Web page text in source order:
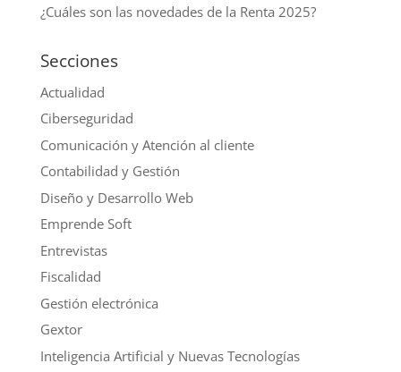
¿Cuáles son las novedades de la Renta 2025?
Secciones
Actualidad
Ciberseguridad
Comunicación y Atención al cliente
Contabilidad y Gestión
Diseño y Desarrollo Web
Emprende Soft
Entrevistas
Fiscalidad
Gestión electrónica
Gextor
Inteligencia Artificial y Nuevas Tecnologías